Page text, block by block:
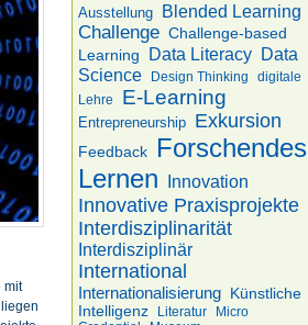
mit
Ausstellung Blended Learning
Challenge Challenge-based
Learning
Data Literacy Data
Science
Design Thinking
digitale
Lehre
E-Learning
Entrepreneurship Exkursion
Feedback
Forschendes
Lernen
Innovation
Innovative Praxisprojekte
Interdisziplinarität
Interdisziplinär
International
Internationalisierung Künstliche
Intelligenz
Literatur
Micro